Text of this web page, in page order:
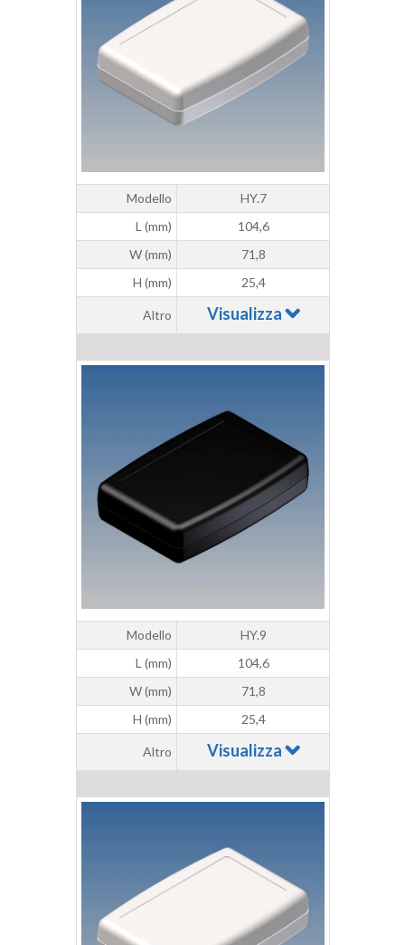
Modello
HY.7
L (mm)
104,6
W (mm)
71,8
H (mm)
25,4
Altro Visualizza
Modello
HY.9
L (mm)
104,6
W (mm)
71,8
H (mm)
25,4
Altro Visualizza